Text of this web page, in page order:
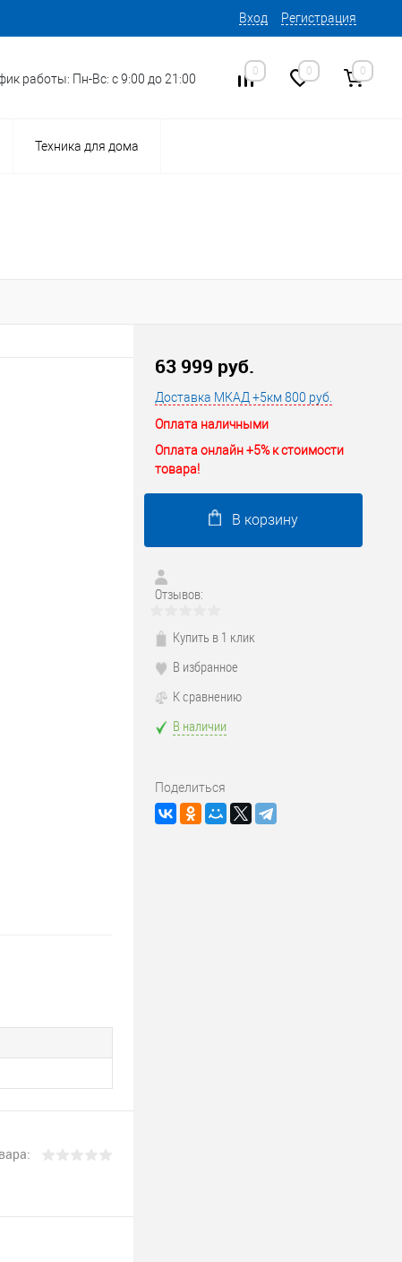
Вход Регистрация
работы: Пн-Вс: с 9:00 до 21:00
0 0 0
Техника для дома
63 999 руб.
Доставка МКАД +5км 800 руб.
Оплата наличными
Оплата онлайн +5% к стоимости
товара!
В корзину
Отзывов:
Купить в 1 клик
В избранное
К сравнению
В наличии
Поделиться